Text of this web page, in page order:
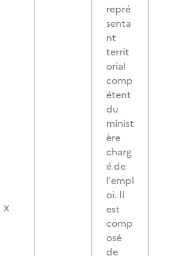
X
repré
senta
nt
territ
orial
comp
étent
du
minist
ère
charg
é de
l'empl
oi. Il
est
comp
osé
de